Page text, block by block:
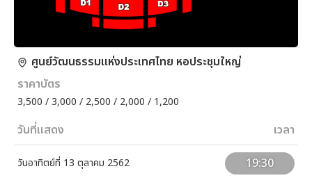
ศูนย์วัฒนธรรมแห่งประเทศไทย หอประชุมใหญ่
ราคาบัตร
3,500 / 3,000 / 2,500 / 2,000 / 1,200
วันที่แสดง เวลา
วันอาทิตย์ที่ 13 ตุลาคม 2562 19:30